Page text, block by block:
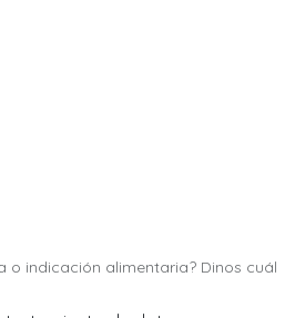
o indicación alimentaria? Dinos cuál